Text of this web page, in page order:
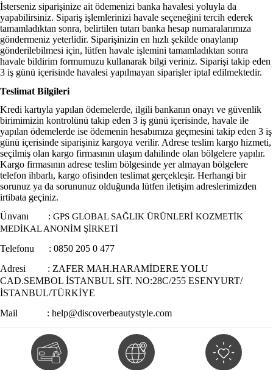
İsterseniz siparişinize ait ödemenizi banka havalesi yoluyla da
yapabilirsiniz. Sipariş işlemlerinizi havale seçeneğini tercih ederek
tamamladıktan sonra, belirtilen tutarı banka hesap numaralarımıza
göndermeniz yeterlidir. Siparişinizin en hızlı şekilde onaylanıp
gönderilebilmesi için, lütfen havale işlemini tamamladıktan sonra
havale bildirim formumuzu kullanarak bilgi veriniz. Siparişi takip eden
3 iş günü içerisinde havalesi yapılmayan siparişler iptal edilmektedir.
Teslimat Bilgileri
Kredi kartıyla yapılan ödemelerde, ilgili bankanın onayı ve güvenlik
birimimizin kontrolünü takip eden 3 iş günü içerisinde, havale ile
yapılan ödemelerde ise ödemenin hesabımıza geçmesini takip eden 3 iş
günü içerisinde siparişiniz kargoya verilir. Adrese teslim kargo hizmeti,
seçilmiş olan kargo firmasının ulaşım dahilinde olan bölgelere yapılır.
Kargo firmasının adrese teslim bölgesinde yer almayan bölgelere
telefon ihbarlı, kargo ofisinden teslimat gerçekleşir. Herhangi bir
sorunuz ya da sorununuz olduğunda lütfen iletişim adreslerimizden
irtibata geçiniz.
Ünvanı : GPS GLOBAL SAĞLIK ÜRÜNLERİ KOZMETİK
MEDİKAL ANONİM ŞİRKETİ
Telefonu : 0850 205 0 477
Adresi : ZAFER MAH.HARAMİDERE YOLU
CAD.SEMBOL İSTANBUL SİT. NO:28C/255 ESENYURT/
İSTANBUL/TÜRKİYE
Mail : help@discoverbeautystyle.com